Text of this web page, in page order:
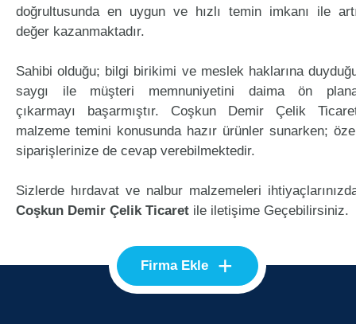
doğrultusunda en uygun ve hızlı temin imkanı ile
değer kazanmaktadır.
Sahibi olduğu; bilgi birikimi ve meslek haklarına
saygı ile müşteri memnuniyetini daima ön
çıkarmayı başarmıştır. Coşkun Demir Çelik
malzeme temini konusunda hazır ürünler sunarken;
siparişlerinize de cevap verebilmektedir.
Sizlerde hırdavat ve nalbur malzemeleri
Coşkun Demir Çelik Ticaret ile iletişime Geçebilirsiniz.
Firma Ekle +